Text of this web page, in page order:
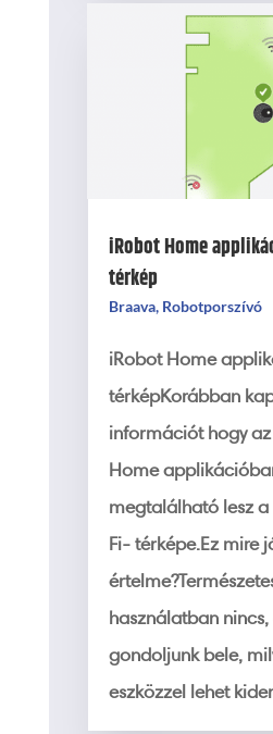
iRobot Home
térkép
Braava, Robotporszívó
iRobot Home
térképKorábban
információt hogy
Home
megtalálható lesz a
Fi- térképe.Ez mire
használatban nincs,
gondoljunk bele,
eszközzel lehet